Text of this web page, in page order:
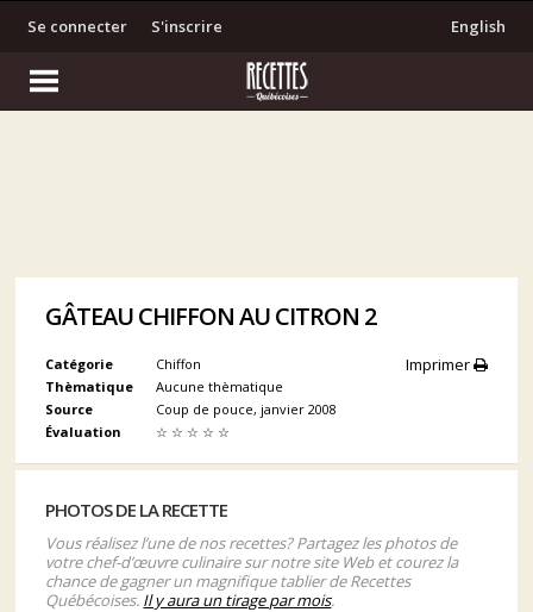
S'inscrire
Se connecter English
GÂTEAU CHIFFON AU CITRON 2
Imprimer
Catégorie
Chiffon
Thèmatique
Aucune thèmatique
Source
Coup de pouce, janvier 2008
Évaluation
☆ ☆ ☆ ☆ ☆
PHOTOS DE LA RECETTE
Vous réalisez l’une de nos recettes? Partagez les photos de
votre chef-d’œuvre culinaire sur notre site Web et courez la
chance de gagner un magnifique tablier de Recettes
Québécoises. Il y aura un tirage par mois.